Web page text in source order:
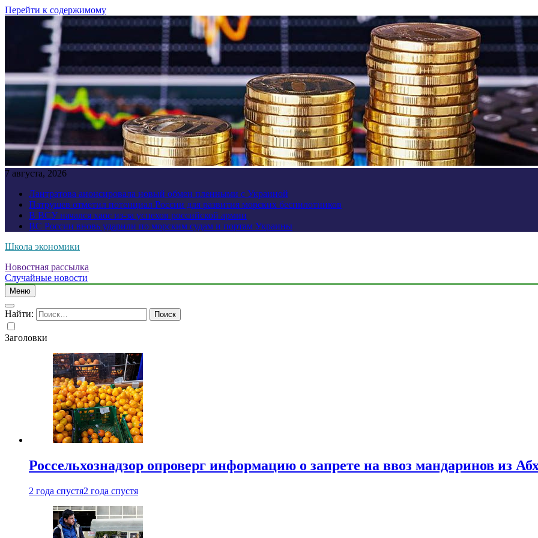
Перейти к содержимому
7 августа, 2026
Лантратова анонсировала новый обмен пленными с Украиной
Патрушев отметил потенциал России для развития морских беспилотников
В ВСУ начался хаос из-за успехов российской армии
ВС России вновь ударили по морским судам и портам Украины
Школа экономики
Новостная рассылка
Случайные новости
Меню
Найти:
Заголовки
Россельхознадзор опроверг информацию о запрете на ввоз мандаринов из
2 года спустя2 года спустя